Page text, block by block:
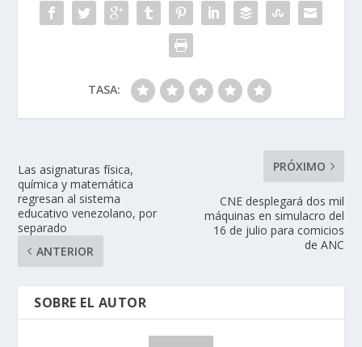
TASA:
Las asignaturas física,
química y matemática
regresan al sistema
educativo venezolano, por
separado
ANTERIOR
PRÓXIMO
CNE desplegará dos mil
máquinas en simulacro del
16 de julio para comicios
de ANC
SOBRE EL AUTOR